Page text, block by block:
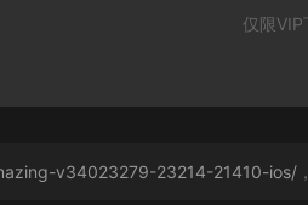
仅限VIP
v34023279-23214-21410-ios/